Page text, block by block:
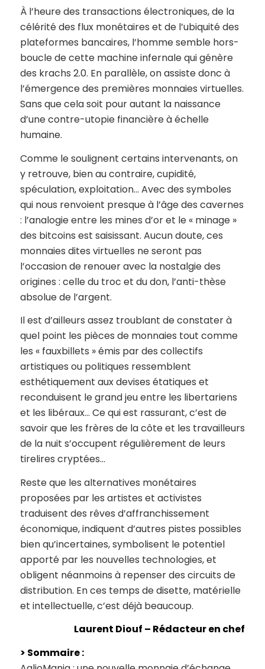
À l’heure des transactions électroniques, de la
célérité des flux monétaires et de l’ubiquité des
plateformes bancaires, l’homme semble hors-
boucle de cette machine infernale qui génère
des krachs 2.0. En parallèle, on assiste donc à
l’émergence des premières monnaies virtuelles.
Sans que cela soit pour autant la naissance
d’une contre-utopie financière à échelle
humaine.
Comme le soulignent certains intervenants, on
y retrouve, bien au contraire, cupidité,
spéculation, exploitation… Avec des symboles
qui nous renvoient presque à l’âge des cavernes
: l’analogie entre les mines d’or et le « minage »
des bitcoins est saisissant. Aucun doute, ces
monnaies dites virtuelles ne seront pas
l’occasion de renouer avec la nostalgie des
origines : celle du troc et du don, l’anti-thèse
absolue de l’argent.
Il est d’ailleurs assez troublant de constater à
quel point les pièces de monnaies tout comme
les « fauxbillets » émis par des collectifs
artistiques ou politiques ressemblent
esthétiquement aux devises étatiques et
reconduisent le grand jeu entre les libertariens
et les libéraux… Ce qui est rassurant, c’est de
savoir que les frères de la côte et les travailleurs
de la nuit s’occupent régulièrement de leurs
tirelires cryptées…
Reste que les alternatives monétaires
proposées par les artistes et activistes
traduisent des rêves d’affranchissement
économique, indiquent d’autres pistes possibles
bien qu’incertaines, symbolisent le potentiel
apporté par les nouvelles technologies, et
obligent néanmoins à repenser des circuits de
distribution. En ces temps de disette, matérielle
et intellectuelle, c’est déjà beaucoup.
Laurent Diouf – Rédacteur en chef
> Sommaire :